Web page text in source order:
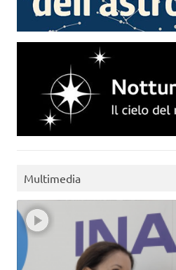
Multimedia